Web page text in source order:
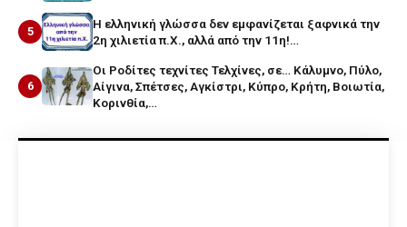
5
Η ελληνική γλώσσα δεν εμφανίζεται ξαφνικά την
2η χιλιετία π.Χ., αλλά από την 11η!…
6
Οι Ροδίτες τεχνίτες Τελχίνες, σε… Κάλυμνο, Πύλο,
Αίγινα, Σπέτσες, Αγκίστρι, Κύπρο, Κρήτη, Βοιωτία,
Κορινθία,…